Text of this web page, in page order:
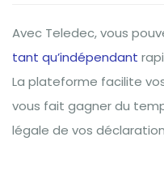
Avec Teledec, vous
tant qu’indépendant
La plateforme facilite
vous fait gagner du
légale de vos